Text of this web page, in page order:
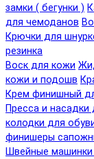
замки ( бегунки )
для чемоданов
Крючки для
резинка
Воск для кожи
кожи и подошв
Крем финишный
Пресса и насадки
колодки для
финишеры
Швейные машинки